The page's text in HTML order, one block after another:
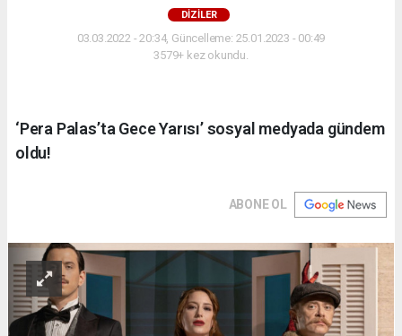
DİZİLER
03.03.2022 - 20:34, Güncelleme: 25.01.2023 - 00:49
3579+ kez okundu.
‘Pera Palas’ta Gece Yarısı’ sosyal medyada gündem
oldu!
ABONE OL